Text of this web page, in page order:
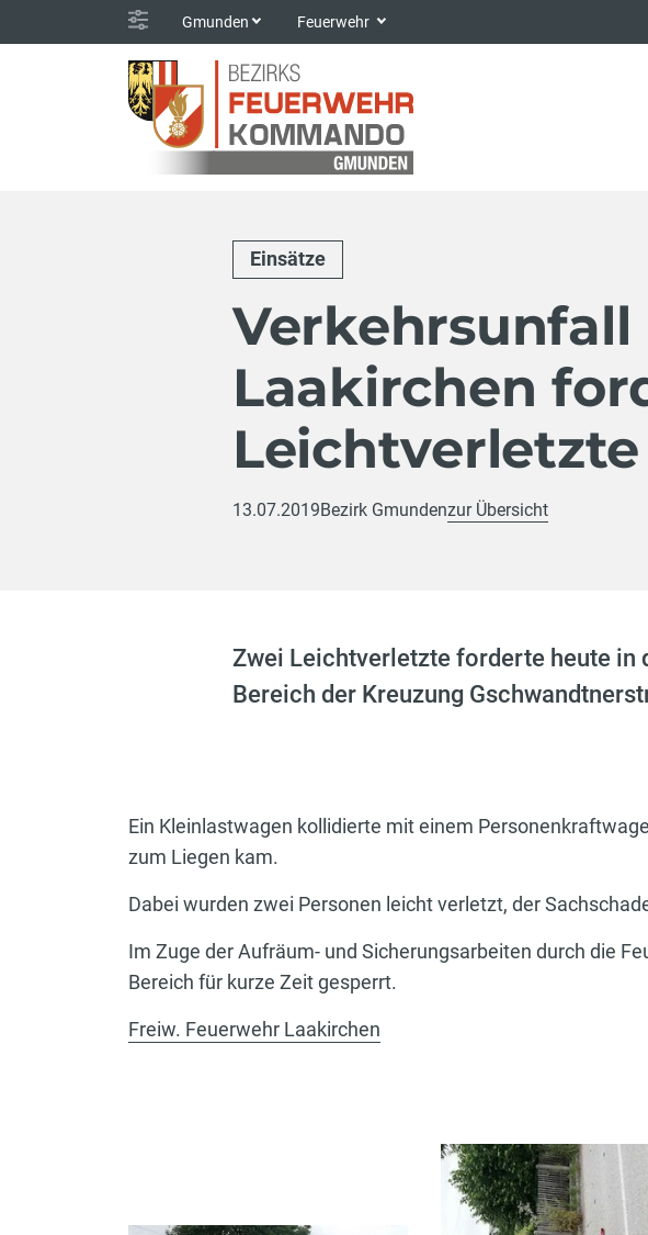
Gmunden Feuerwehr
Einsätze
Verkehrsunfall
Laakirchen
Leichtverletzte
13.07.2019Bezirk Gmundenzur Übersicht
Zwei Leichtverletzte forderte heute in
Bereich der Kreuzung
Ein Kleinlastwagen kollidierte mit einem
zum Liegen kam.
Dabei wurden zwei Personen leicht verletzt, der
Im Zuge der Aufräum- und Sicherungsarbeiten durch die
Bereich für kurze Zeit gesperrt.
Freiw. Feuerwehr Laakirchen